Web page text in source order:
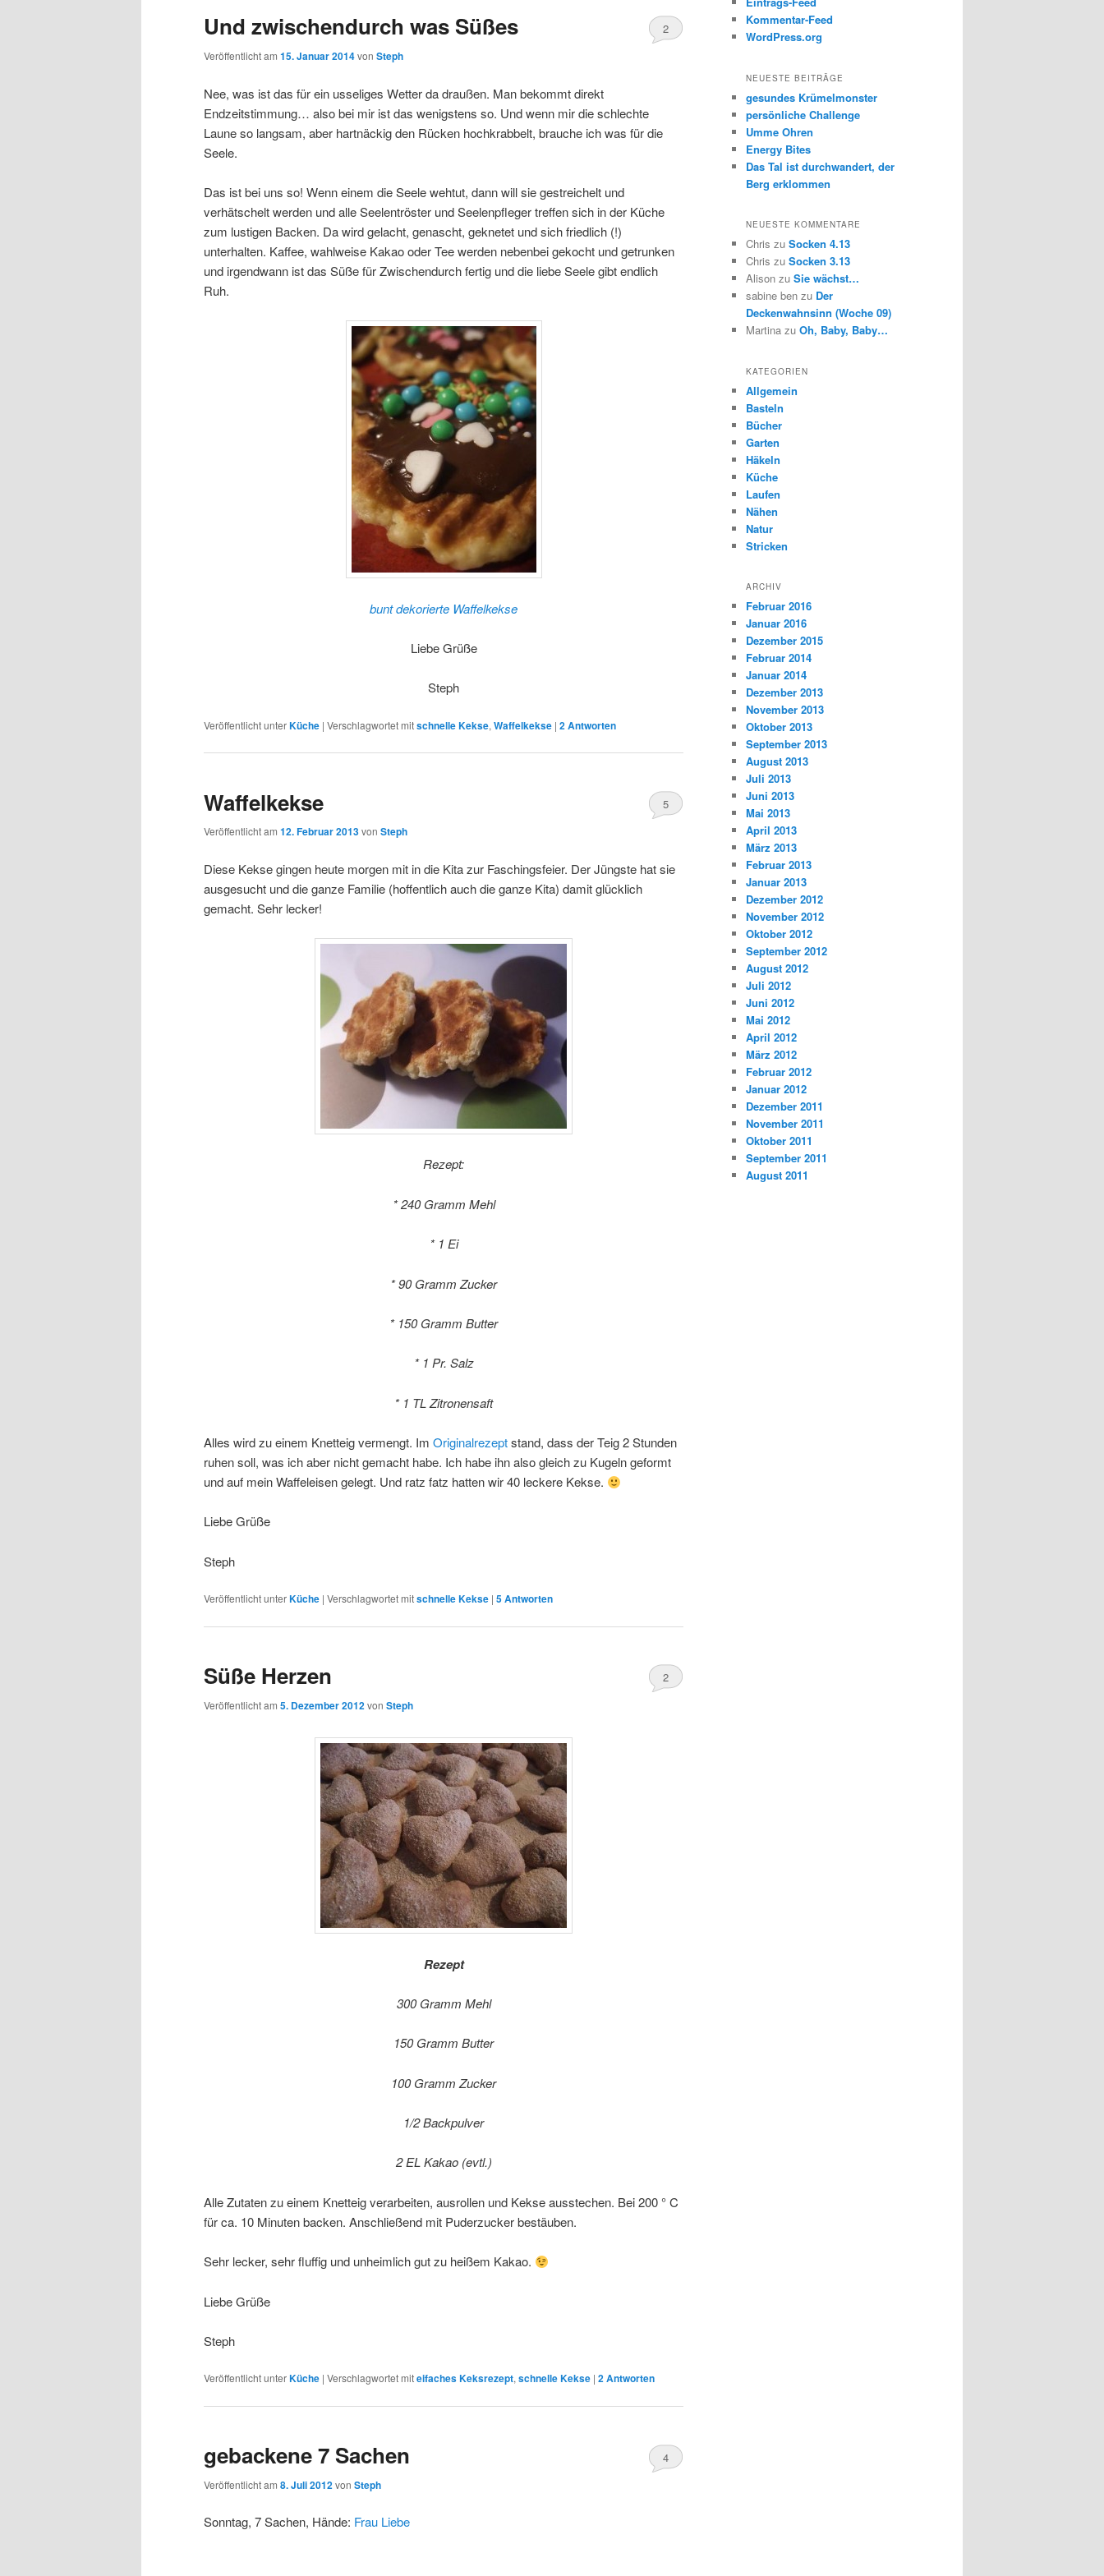
Und zwischendurch was Süßes
Veröffentlicht am 15. Januar 2014von Steph
2
Nee, was ist das für ein usseliges Wetter da draußen. Man bekommt direkt
Endzeitstimmung… also bei mir ist das wenigstens so. Und wenn mir die schlechte
Laune so langsam, aber hartnäckig den Rücken hochkrabbelt, brauche ich was für die
Seele.
Das ist bei uns so! Wenn einem die Seele wehtut, dann will sie gestreichelt und
verhätschelt werden und alle Seelentröster und Seelenpfleger treffen sich in der Küche
zum lustigen Backen. Da wird gelacht, genascht, geknetet und sich friedlich (!)
unterhalten. Kaffee, wahlweise Kakao oder Tee werden nebenbei gekocht und getrunken
und irgendwann ist das Süße für Zwischendurch fertig und die liebe Seele gibt endlich
Ruh.
bunt dekorierte Waffelkekse
Liebe Grüße
Steph
Veröffentlicht unterKüche | Verschlagwortet mitschnelle Kekse, Waffelkekse | 2Antworten
Waffelkekse
Veröffentlicht am 12. Februar 2013von Steph
5
Diese Kekse gingen heute morgen mit in die Kita zur Faschingsfeier. Der Jüngste hat sie
ausgesucht und die ganze Familie (hoffentlich auch die ganze Kita) damit glücklich
gemacht. Sehr lecker!
Rezept:
* 240 Gramm Mehl
* 1 Ei
* 90 Gramm Zucker
* 150 Gramm Butter
* 1 Pr. Salz
* 1 TL Zitronensaft
Alles wird zu einem Knetteig vermengt. Im Originalrezeptstand, dass der Teig 2 Stunden
ruhen soll, was ich aber nicht gemacht habe. Ich habe ihn also gleich zu Kugeln geformt
und auf mein Waffeleisen gelegt. Und ratz fatz hatten wir 40 leckere Kekse.
Liebe Grüße
Steph
Veröffentlicht unterKüche | Verschlagwortet mitschnelle Kekse | 5Antworten
Süße Herzen
Veröffentlicht am 5. Dezember 2012von Steph
2
Rezept
300 Gramm Mehl
150 Gramm Butter
100 Gramm Zucker
1/2 Backpulver
2 EL Kakao (evtl.)
Alle Zutaten zu einem Knetteig verarbeiten, ausrollen und Kekse ausstechen. Bei 200 ° C
für ca. 10 Minuten backen. Anschließend mit Puderzucker bestäuben.
Sehr lecker, sehr fluffig und unheimlich gut zu heißem Kakao.
Liebe Grüße
Steph
Veröffentlicht unterKüche | Verschlagwortet miteifaches Keksrezept, schnelle Kekse | 2Antworten
gebackene 7 Sachen
Veröffentlicht am 8. Juli 2012von Steph
4
Sonntag, 7 Sachen, Hände: Frau Liebe
Kommentar-Feed
WordPress.org
NEUESTE BEITRÄGE
gesundes Krümelmonster
persönliche Challenge
Umme Ohren
Energy Bites
Das Tal ist durchwandert, der
Berg erklommen
NEUESTE KOMMENTARE
Chris zu Socken 4.13
Chris zu Socken 3.13
Alison zu Sie wächst…
sabine ben zu Der
Deckenwahnsinn (Woche 09)
Martina zu Oh, Baby, Baby…
KATEGORIEN
Allgemein
Basteln
Bücher
Garten
Häkeln
Küche
Laufen
Nähen
Natur
Stricken
ARCHIV
Februar 2016
Januar 2016
Dezember 2015
Februar 2014
Januar 2014
Dezember 2013
November 2013
Oktober 2013
September 2013
August 2013
Juli 2013
Juni 2013
Mai 2013
April 2013
März 2013
Februar 2013
Januar 2013
Dezember 2012
November 2012
Oktober 2012
September 2012
August 2012
Juli 2012
Juni 2012
Mai 2012
April 2012
März 2012
Februar 2012
Januar 2012
Dezember 2011
November 2011
Oktober 2011
September 2011
August 2011